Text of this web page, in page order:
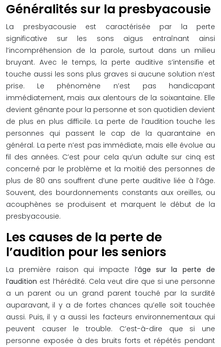
Généralités sur la presbyacousie
La presbyacousie est caractérisée par la perte
significative sur les sons aigus entraînant ainsi
l’incompréhension de la parole, surtout dans un milieu
bruyant. Avec le temps, la perte auditive s’intensifie et
touche aussi les sons plus graves si aucune solution n’est
prise. Le phénomène n’est pas handicapant
immédiatement, mais aux alentours de la soixantaine. Elle
devient gênante pour la personne et son quotidien devient
de plus en plus difficile. La perte de l’audition touche les
personnes qui passent le cap de la quarantaine en
général. La perte n’est pas immédiate, mais elle évolue au
fil des années. C’est pour cela qu’un adulte sur cinq est
concerné par le problème et la moitié des personnes de
plus de 80 ans souffrent d’une perte auditive liée à l’âge.
Souvent, des bourdonnements constants aux oreilles, ou
acouphènes se produisent et marquent le début de la
presbyacousie.
Les causes de la perte de
l’audition pour les seniors
La première raison qui impacte l’âge sur la perte de
l’audition est l’hérédité. Cela veut dire que si une personne
a un parent ou un grand parent touché par la surdité
auparavant, il y a de fortes chances qu’elle soit touchée
aussi. Puis, il y a aussi les facteurs environnementaux qui
peuvent causer le trouble. C’est-à-dire que si une
personne exposée à des bruits forts et répétés pendant